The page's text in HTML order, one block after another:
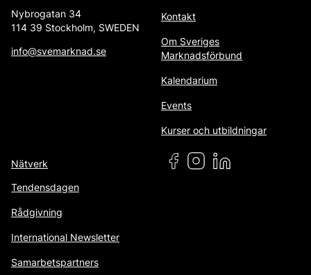
Nybrogatan 34
114 39 Stockholm, SWEDEN
info@svemarknad.se
Kontakt
Om Sveriges
Marknadsförbund
Kalendarium
Events
Kurser och utbildningar
Nätverk
Tendensdagen
Rådgivning
International Newsletter
Samarbetspartners